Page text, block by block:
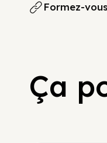
Formez-vous
Ça